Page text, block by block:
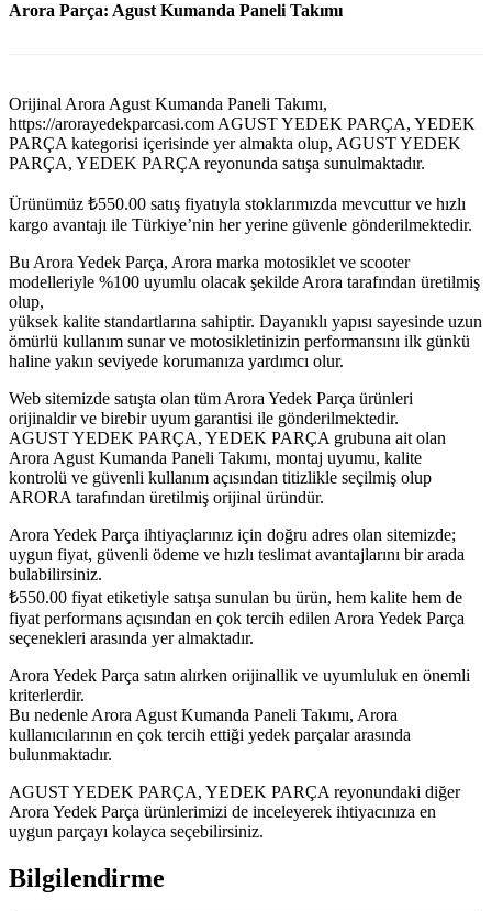
Arora Parça: Agust Kumanda Paneli Takımı
Orijinal Arora Agust Kumanda Paneli Takımı,
https://arorayedekparcasi.com AGUST YEDEK PARÇA, YEDEK
PARÇA kategorisi içerisinde yer almakta olup, AGUST YEDEK
PARÇA, YEDEK PARÇA reyonunda satışa sunulmaktadır.
Ürünümüz ₺550.00 satış fiyatıyla stoklarımızda mevcuttur ve hızlı
kargo avantajı ile Türkiye’nin her yerine güvenle gönderilmektedir.
Bu Arora Yedek Parça, Arora marka motosiklet ve scooter
modelleriyle %100 uyumlu olacak şekilde Arora tarafından üretilmiş
olup,
yüksek kalite standartlarına sahiptir. Dayanıklı yapısı sayesinde uzun
ömürlü kullanım sunar ve motosikletinizin performansını ilk günkü
haline yakın seviyede korumanıza yardımcı olur.
Web sitemizde satışta olan tüm Arora Yedek Parça ürünleri
orijinaldir ve birebir uyum garantisi ile gönderilmektedir.
AGUST YEDEK PARÇA, YEDEK PARÇA grubuna ait olan
Arora Agust Kumanda Paneli Takımı, montaj uyumu, kalite
kontrolü ve güvenli kullanım açısından titizlikle seçilmiş olup
ARORA tarafından üretilmiş orijinal üründür.
Arora Yedek Parça ihtiyaçlarınız için doğru adres olan sitemizde;
uygun fiyat, güvenli ödeme ve hızlı teslimat avantajlarını bir arada
bulabilirsiniz.
₺550.00 fiyat etiketiyle satışa sunulan bu ürün, hem kalite hem de
fiyat performans açısından en çok tercih edilen Arora Yedek Parça
seçenekleri arasında yer almaktadır.
Arora Yedek Parça satın alırken orijinallik ve uyumluluk en önemli
kriterlerdir.
Bu nedenle Arora Agust Kumanda Paneli Takımı, Arora
kullanıcılarının en çok tercih ettiği yedek parçalar arasında
bulunmaktadır.
AGUST YEDEK PARÇA, YEDEK PARÇA reyonundaki diğer
Arora Yedek Parça ürünlerimizi de inceleyerek ihtiyacınıza en
uygun parçayı kolayca seçebilirsiniz.
Bilgilendirme